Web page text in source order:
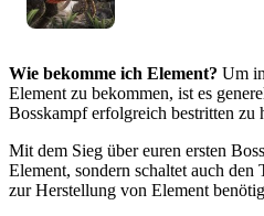
Wie bekomme ich Element? Um
Element zu bekommen, ist es
Bosskampf erfolgreich bestritten zu
Mit dem Sieg über euren ersten
Element, sondern schaltet auch
zur Herstellung von Element